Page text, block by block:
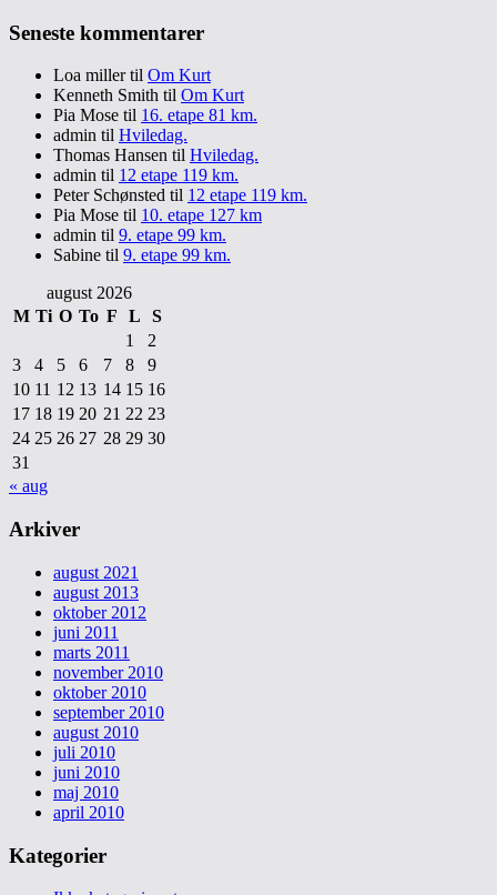
Seneste kommentarer
Loa millertil Om Kurt
Kenneth Smith til Om Kurt
Pia Mose til 16. etape 81 km.
admin til Hviledag.
Thomas Hansen til Hviledag.
admin til 12 etape 119 km.
Peter Schønsted til 12 etape 119 km.
Pia Mose til 10. etape 127 km
admin til 9. etape 99 km.
Sabine til 9. etape 99 km.
august 2026
M Ti O To F L
S
1
2
3
4 5 6 7 8
9
10 11 12 13 14 15 16
17 18 19 20 21 22 23
24 25 26 27 28 29 30
31
« aug
Arkiver
august 2021
august 2013
oktober 2012
juni 2011
marts 2011
november 2010
oktober 2010
september 2010
august 2010
juli 2010
juni 2010
maj 2010
april 2010
Kategorier